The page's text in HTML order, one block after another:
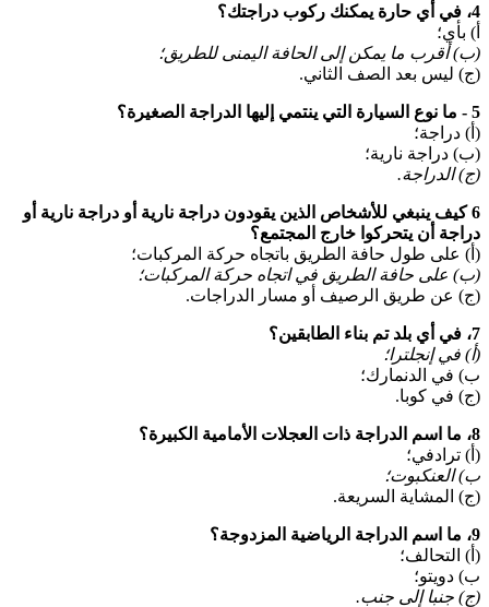
4، في أي حارة يمكنك ركوب دراجتك؟
أ) بأي؛
(ب) أقرب ما يمكن إلى الحافة اليمنى للطريق؛
(ج) ليس بعد الصف الثاني.
5 - ما نوع السيارة التي ينتمي إليها الدراجة الصغيرة؟
(أ) دراجة؛
(ب) دراجة نارية؛
(ج) الدراجة.
6 كيف ينبغي للأشخاص الذين يقودون دراجة نارية أو دراجة نارية أو
دراجة أن يتحركوا خارج المجتمع؟
(أ) على طول حافة الطريق باتجاه حركة المركبات؛
(ب) على حافة الطريق في اتجاه حركة المركبات؛
(ج) عن طريق الرصيف أو مسار الدراجات.
7، في أي بلد تم بناء الطابقين؟
(أ) في إنجلترا؛
ب) في الدنمارك؛
(ج) في كوبا.
8، ما اسم الدراجة ذات العجلات الأمامية الكبيرة؟
(أ) ترادفي؛
ب) العنكبوت؛
(ج) المشاية السريعة.
9، ما اسم الدراجة الرياضية المزدوجة؟
(أ) التحالف؛
ب) دويتو؛
(ج) جنبا إلى جنب.